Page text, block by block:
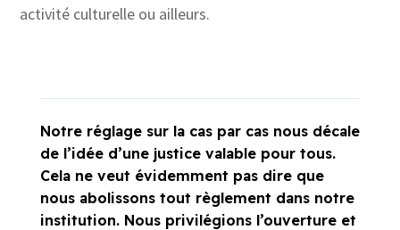
activité culturelle ou ailleurs.
Notre réglage sur la cas par cas nous décale
de l’idée d’une justice valable pour tous.
Cela ne veut évidemment pas dire que
nous abolissons tout règlement dans notre
institution. Nous privilégions l’ouverture et